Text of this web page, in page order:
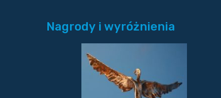
Nagrody i wyróżnienia